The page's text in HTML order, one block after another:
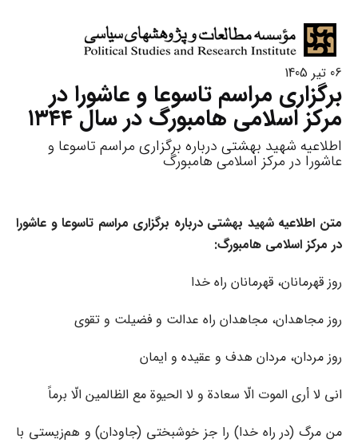
06 تیر 1405
برگزاری مراسم تاسوعا و عاشورا در
مرکز اسلامی هامبورگ در سال ۱۳۴۴
اطلاعیه شهید بهشتی درباره برگزاری مراسم تاسوعا و
عاشورا در مرکز اسلامی هامبورگ
متن اطلاعیه شهید بهشتی درباره برگزاری مراسم تاسوعا و عاشورا
در مرکز اسلامی هامبورگ:
روز قهرمانان، قهرمانان راه خدا
روز مجاهدان، مجاهدان راه عدالت و فضیلت و تقوی
روز مردان، مردان هدف و عقیده و ایمان
انی لا أری الموت الّا سعادة و لا الحیوة مع الظالمین الّا برماً
من مرگ (در راه خدا) را جز خوشبختی (جاودان) و هم‌زیستی با